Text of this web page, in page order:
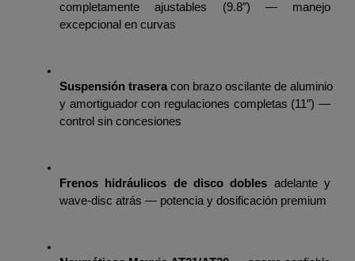
completamente ajustables (9.8″) — manejo
excepcional en curvas
Suspensión trasera con brazo oscilante de aluminio
y amortiguador con regulaciones completas (11″) —
control sin concesiones
Frenos hidráulicos de disco dobles adelante y
wave‑disc atrás — potencia y dosificación premium